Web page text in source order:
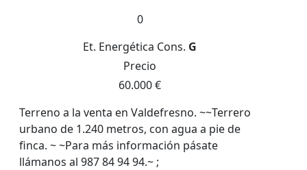
0
Et. Energética Cons. G
Precio
60.000 €
Terreno a la venta en Valdefresno. ~~Terrero
urbano de 1.240 metros, con agua a pie de
finca. ~ ~Para más información pásate
llámanos al 987 84 94 94.~ ;